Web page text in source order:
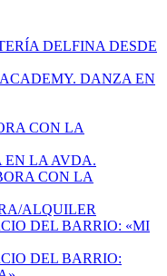
DELFINA DESDE
DANZA EN
CON LA
EN LA AVDA.
CON LA
ALQUILER
DEL BARRIO: «MI
DEL BARRIO: